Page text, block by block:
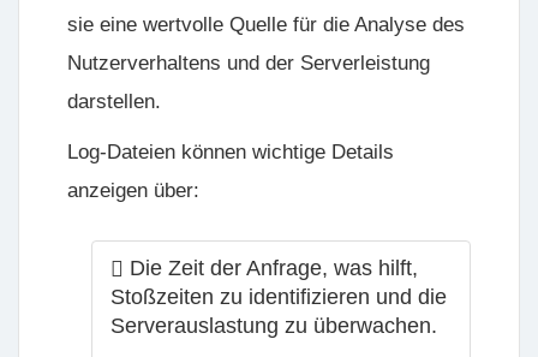
sie eine wertvolle Quelle für die Analyse des
Nutzerverhaltens und der Serverleistung
darstellen.
Log-Dateien können wichtige Details
anzeigen über:
Die Zeit der Anfrage, was hilft,
Stoßzeiten zu identifizieren und die
Serverauslastung zu überwachen.